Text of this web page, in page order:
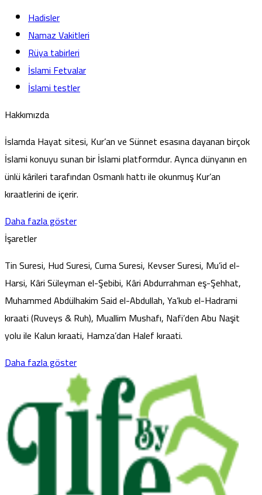
Hadisler
Namaz Vakitleri
Rüya tabirleri
İslami Fetvalar
İslami testler
Hakkımızda
İslamda Hayat sitesi, Kur’an ve Sünnet esasına dayanan birçok
İslami konuyu sunan bir İslami platformdur. Ayrıca dünyanın en
ünlü kârileri tarafından Osmanlı hattı ile okunmuş Kur’an
kıraatlerini de içerir.
Daha fazla göster
İşaretler
Tin Suresi, Hud Suresi, Cuma Suresi, Kevser Suresi, Mu’id el-
Harsi, Kâri Süleyman el-Şebibi, Kâri Abdurrahman eş-Şehhat,
Muhammed Abdülhakim Said el-Abdullah, Ya’kub el-Hadrami
kıraati (Ruveys & Ruh), Muallim Mushafı, Nafi’den Abu Naşit
yolu ile Kalun kıraati, Hamza’dan Halef kıraati.
Daha fazla göster